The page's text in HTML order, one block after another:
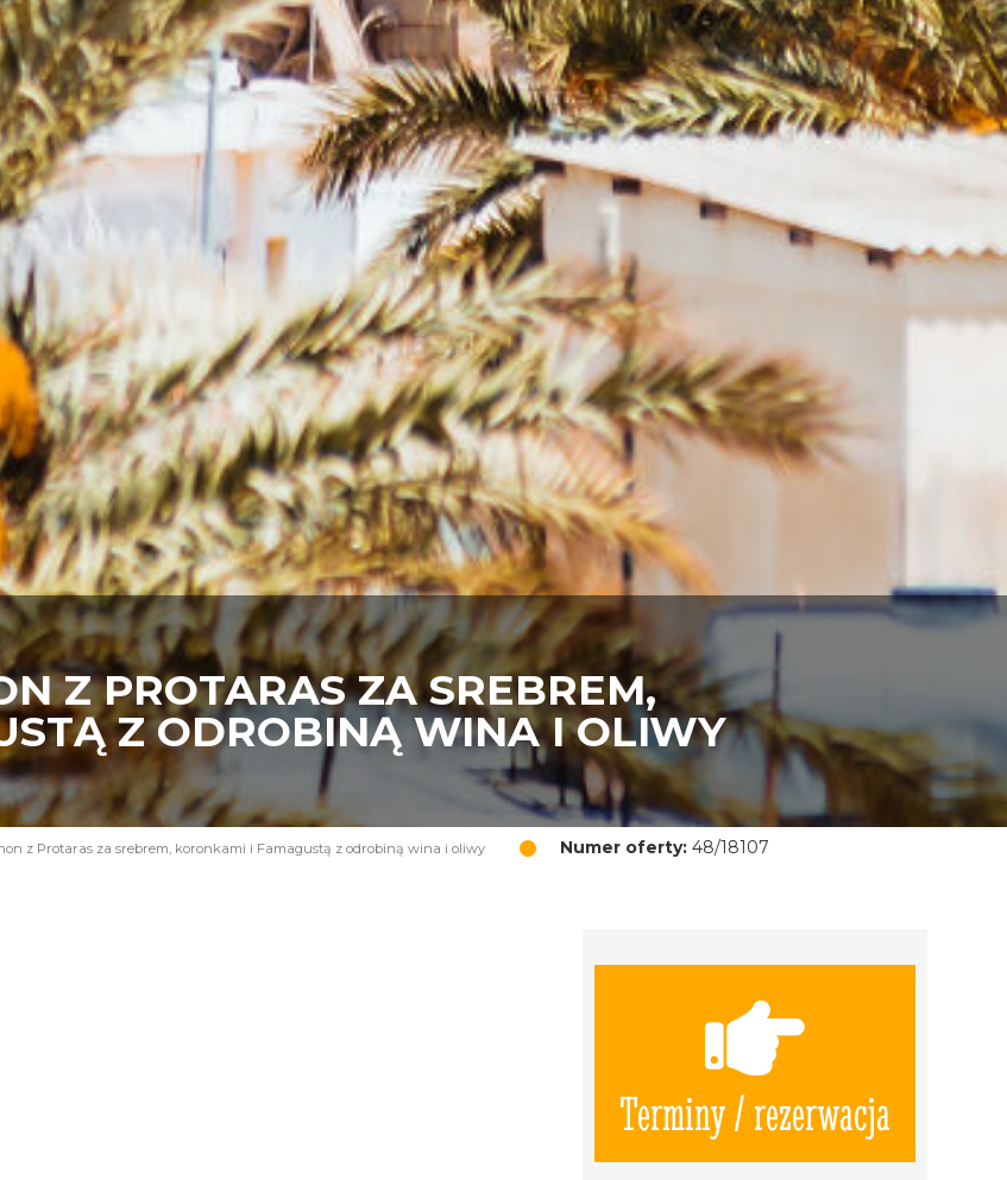
Z PROTARAS ZA SREBREM,
Z ODROBINĄ WINA I OLIWY
z Protaras za srebrem, koronkami i Famagustą z odrobiną wina i oliwy Numer oferty: 48/18107
Terminy / rezerwacja